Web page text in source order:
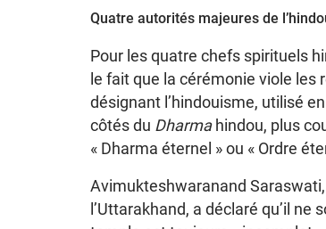
Quatre autorités majeures de
Pour les quatre chefs spirituels
le fait que la cérémonie viole les
désignant l’hindouisme, utilisé
côtés du Dharmahindou, plus
« Dharma éternel » ou « Ordre
Avimukteshwaranand
l’Uttarakhand, a déclaré qu’il